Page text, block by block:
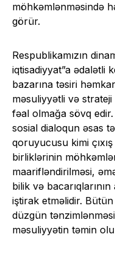
möhkəmlənməsində
görür.
Respublikamızın
iqtisadiyyat”a ədalətli
bazarına təsiri
məsuliyyətli və
fəal olmağa sövq
sosial dialoqun əsas
qoruyucusu kimi
birliklərinin
maarifləndirilməsi,
bilik və
iştirak etməlidir.
düzgün
məsuliyyətin təmin